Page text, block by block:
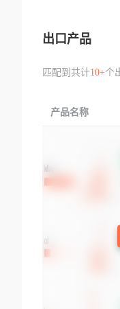
出口产品
匹配到共计10+个
产品名称